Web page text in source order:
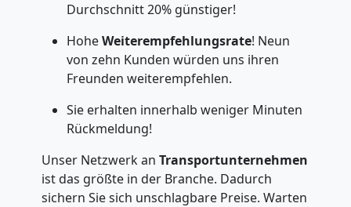
Durchschnitt 20% günstiger!
HoheWeiterempfehlungsrate! Neun
von zehn Kunden würden uns ihren
Freunden weiterempfehlen.
Sie erhalten innerhalb weniger Minuten
Rückmeldung!
Unser Netzwerk an Transportunternehmen
ist das größte in der Branche. Dadurch
sichern Sie sich unschlagbare Preise. Warten